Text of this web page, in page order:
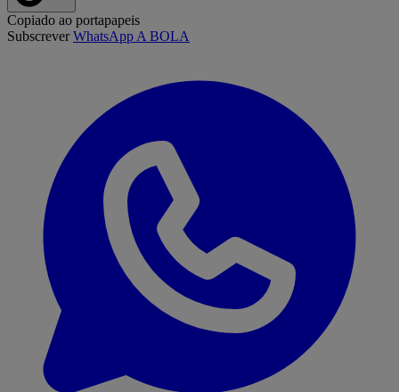
Copiado ao portapapeis
SubscreverWhatsApp A BOLA